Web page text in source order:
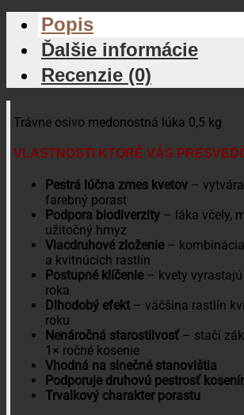
Popis
Ďalšie informácie
Recenzie (0)
Trávne osivo medonostná lúka 0,5 kg
VLASTNOSTI KTORÉ VÁS
Pestrá lúčna zmes kvetov –
farebný porast
Podpora biodiverzity – láka včely,
užitočný hmyz
Viacdruhové zloženie–
a kvitnúcich rastlín
Postupné klíčenie– kvety vyrastajú
roka
Dlhodobý efekt – väčšina rastlín
roku
Nenáročná starostlivosť – stačí
1× ročné kosenie
Vhodná na slnečné stanovištia
Podporuje druhovú pestrosť
Trvalkový charakter porastu